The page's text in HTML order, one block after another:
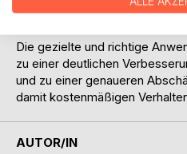
Gegebenheiten der
Die gezielte und richtige
zu einer deutlichen
und zu einer genaueren
damit kostenmäßigen
AUTOR/IN